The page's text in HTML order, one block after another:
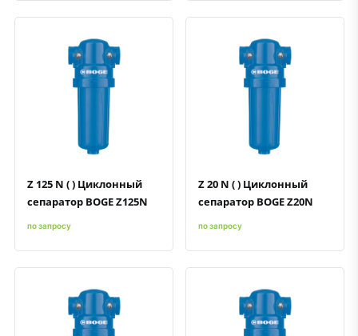
Z 125 N ( ) Циклонный
сепаратор BOGE Z125N
по запросу
Z 20 N ( ) Циклонный
сепаратор BOGE Z20N
по запросу